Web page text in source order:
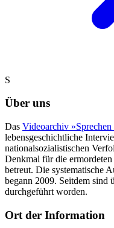
S
Über uns
Das Videoarchiv »Sprechen
lebensgeschichtliche
nationalsozialistischen
Denkmal für die
betreut. Die systematische
begann 2009. Seitdem sind
durchgeführt worden.
Ort der Information